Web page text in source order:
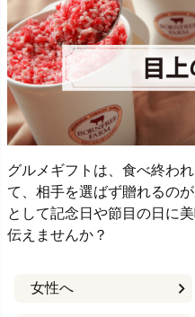
グルメギフトは、食べ終わ
て、相手を選ばず贈れるの
として記念日や節目の日に
伝えませんか？
女性へ